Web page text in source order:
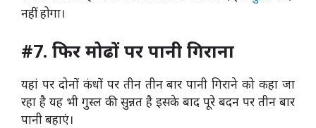
नहीं होगा।
#7. फिर मोढों पर पानी गिराना
यहां पर दोनों कंधों पर तीन तीन बार पानी गिराने को कहा जा
रहा है यह भी गुस्ल की सुन्नत है इसके बाद पूरे बदन पर तीन बार
पानी बहाएं।